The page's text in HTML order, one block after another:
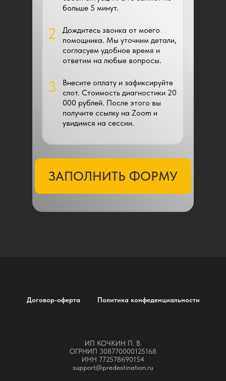
2
ЗАПОЛНИТЬ ФОРМУ
больше 5 минут.
Дождитесь звонка от моего
помощника. Мы уточним детали,
согласуем удобное время и
ответим на любые вопросы.
Внесите оплату и зафиксируйте
слот. Стоимость диагностики 20
000 рублей. После этого вы
получите ссылку на Zoom и
увидимся на сессии.
3
Договор-оферта Политика конфеденциальности
ИП КОЧКИН П. В.
ОГРНИП 308770000125168
ИНН 772578690154
support@predestination.ru